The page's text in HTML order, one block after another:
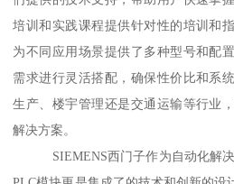
培训和实践课程提供针对性的培训和
为不同应用场景提供了多种型号和配
需求进行灵活搭配，确保性价比和系
生产、楼宇管理还是交通运输等行业
解决方案。
SIEMENS西门子作为自动化解决